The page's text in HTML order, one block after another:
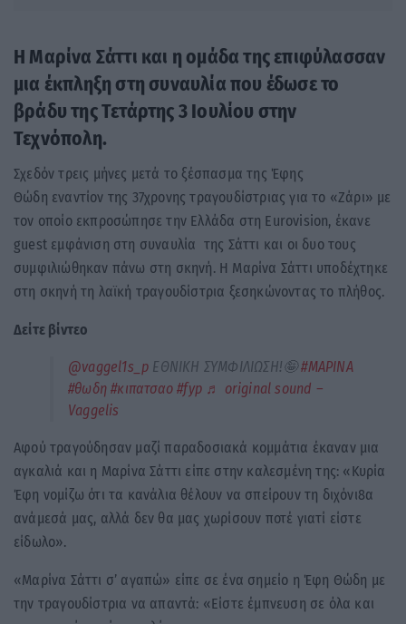
Η Μαρίνα Σάττι και η ομάδα της επιφύλασσαν
μια έκπληξη στη συναυλία που έδωσε το
βράδυ της Τετάρτης 3 Ιουλίου στην
Τεχνόπολη.
Σχεδόν τρεις μήνες μετά το ξέσπασμα της Έφης
Θώδη εναντίον της 37χρονης τραγουδίστριας για το «Ζάρι» με
τον οποίο εκπροσώπησε την Ελλάδα στη Eurovision, έκανε
guest εμφάνιση στη συναυλία της Σάττι και οι δυο τους
συμφιλιώθηκαν πάνω στη σκηνή. Η Μαρίνα Σάττι υποδέχτηκε
στη σκηνή τη λαϊκή τραγουδίστρια ξεσηκώνοντας το πλήθος.
Δείτε βίντεο
@vaggel1s_p ΕΘΝΙΚΗ ΣΥΜΦΙΛΙΩΣΗ!🤪#ΜΑΡΙΝΑ
#θωδη #κιπατσαο #fyp ♬ original sound –
Vaggelis
Αφού τραγούδησαν μαζί παραδοσιακά κομμάτια έκαναν μια
αγκαλιά και η Μαρίνα Σάττι είπε στην καλεσμένη της: «Κυρία
Έφη νομίζω ότι τα κανάλια θέλουν να σπείρουν τη διχόνι8α
ανάμεσά μας, αλλά δεν θα μας χωρίσουν ποτέ γιατί είστε
είδωλο».
«Μαρίνα Σάττι σ’ αγαπώ» είπε σε ένα σημείο η Έφη Θώδη με
την τραγουδίστρια να απαντά: «Είστε έμπνευση σε όλα και